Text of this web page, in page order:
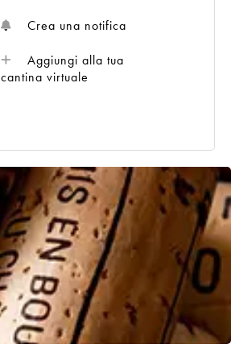
Crea una notifica
Aggiungi alla tua
cantina virtuale